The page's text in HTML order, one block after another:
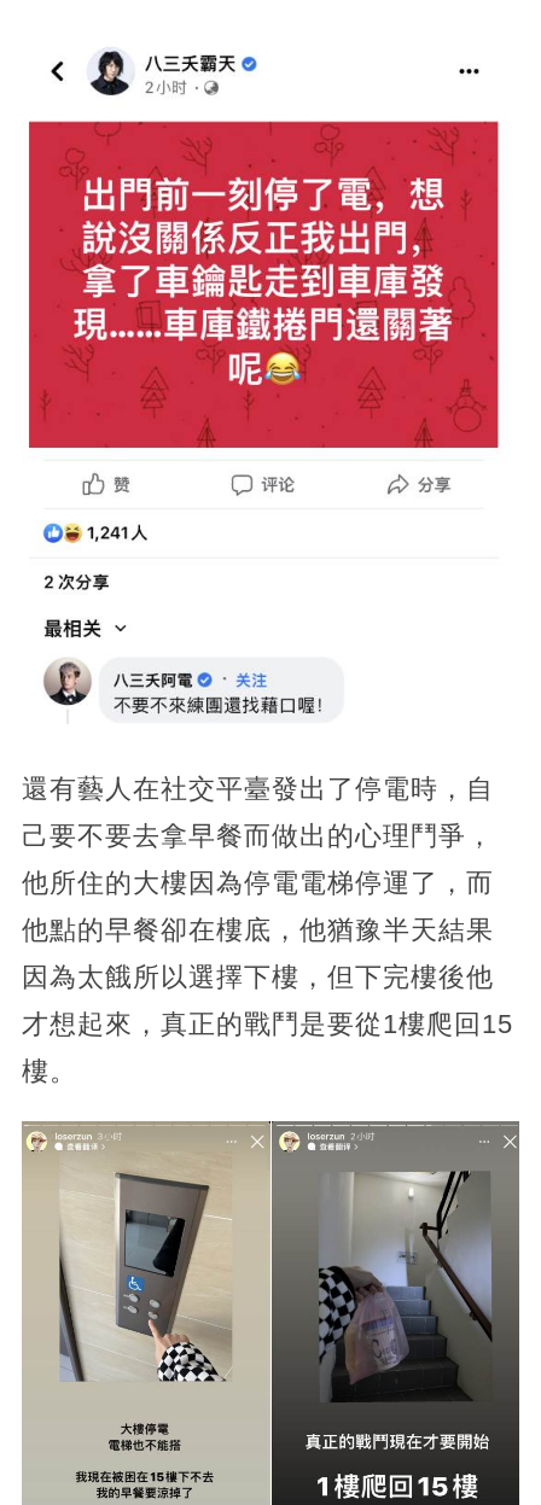
還有藝人在社交平臺發出了停電時，自
己要不要去拿早餐而做出的心理鬥爭，
他所住的大樓因為停電電梯停運了，而
他點的早餐卻在樓底，他猶豫半天結果
因為太餓所以選擇下樓，但下完樓後他
才想起來，真正的戰鬥是要從1樓爬回15
樓。